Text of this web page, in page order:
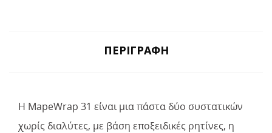
ΠΕΡΙΓΡΑΦΉ
Η MapeWrap 31 είναι μια πάστα δύο συστατικών
χωρίς διαλύτες, με βάση εποξειδικές ρητίνες, η